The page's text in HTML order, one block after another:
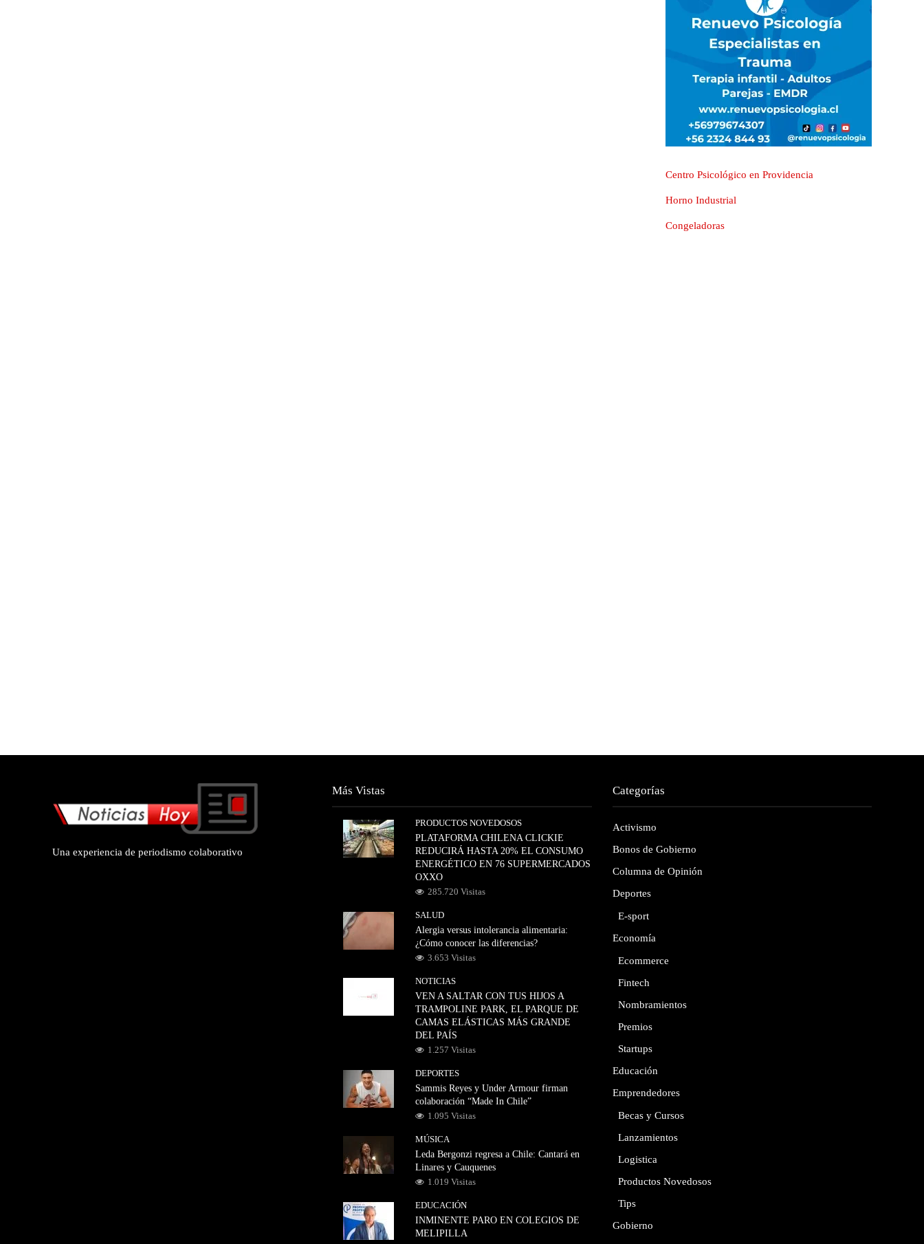
Centro Psicológico en Providencia
Horno Industrial
Congeladoras
Una experiencia de periodismo colaborativo
Más Vistas
PRODUCTOS NOVEDOSOS
PLATAFORMA CHILENA CLICKIE
REDUCIRÁ HASTA 20% EL CONSUMO
ENERGÉTICO EN 76 SUPERMERCADOS
OXXO
285.720 Visitas
SALUD
Alergia versus intolerancia alimentaria:
¿Cómo conocer las diferencias?
3.653 Visitas
NOTICIAS
VEN A SALTAR CON TUS HIJOS A
TRAMPOLINE PARK, EL PARQUE DE
CAMAS ELÁSTICAS MÁS GRANDE
DEL PAÍS
1.257 Visitas
DEPORTES
Sammis Reyes y Under Armour firman
colaboración “Made In Chile”
1.095 Visitas
MÚSICA
Leda Bergonzi regresa a Chile: Cantará en
Linares y Cauquenes
1.019 Visitas
EDUCACIÓN
INMINENTE PARO EN COLEGIOS DE
MELIPILLA
Categorías
Activismo
Bonos de Gobierno
Columna de Opinión
Deportes
E-sport
Economía
Ecommerce
Fintech
Nombramientos
Premios
Startups
Educación
Emprendedores
Becas y Cursos
Lanzamientos
Logistica
Productos Novedosos
Tips
Gobierno